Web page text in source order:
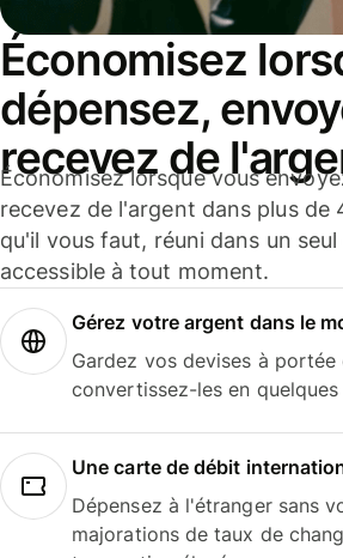
Économisez
dépensez,
recevez de
Économisez lorsque vous
recevez de l'argent dans plus de
qu'il vous faut, réuni dans un
accessible à tout moment.
Gérez votre argent dans le
Gardez vos devises à portée
convertissez-les en quelques
Une carte de débit
Dépensez à l'étranger sans
majorations de taux de